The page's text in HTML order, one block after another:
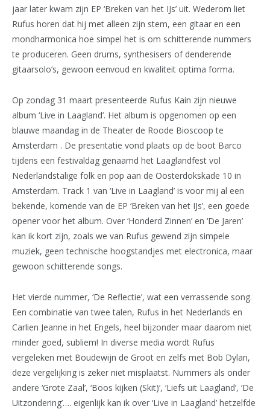
jaar later kwam zijn EP ‘Breken van het IJs’ uit. Wederom liet
Rufus horen dat hij met alleen zijn stem, een gitaar en een
mondharmonica hoe simpel het is om schitterende nummers
te produceren. Geen drums, synthesisers of denderende
gitaarsolo’s, gewoon eenvoud en kwaliteit optima forma.
Op zondag 31 maart presenteerde Rufus Kain zijn nieuwe
album ‘Live in Laagland’. Het album is opgenomen op een
blauwe maandag in de Theater de Roode Bioscoop te
Amsterdam . De presentatie vond plaats op de boot Barco
tijdens een festivaldag genaamd het Laaglandfest vol
Nederlandstalige folk en pop aan de Oosterdokskade 10 in
Amsterdam. Track 1 van ‘Live in Laagland’ is voor mij al een
bekende, komende van de EP ‘Breken van het IJs’, een goede
opener voor het album. Over ‘Honderd Zinnen’ en ‘De Jaren’
kan ik kort zijn, zoals we van Rufus gewend zijn simpele
muziek, geen technische hoogstandjes met electronica, maar
gewoon schitterende songs.
Het vierde nummer, ‘De Reflectie’, wat een verrassende song.
Een combinatie van twee talen, Rufus in het Nederlands en
Carlien Jeanne in het Engels, heel bijzonder maar daarom niet
minder goed, subliem! In diverse media wordt Rufus
vergeleken met Boudewijn de Groot en zelfs met Bob Dylan,
deze vergelijking is zeker niet misplaatst. Nummers als onder
andere ‘Grote Zaal’, ‘Boos kijken (Skit)’, ‘Liefs uit Laagland’, ‘De
Uitzondering’…. eigenlijk kan ik over ‘Live in Laagland’ hetzelfde